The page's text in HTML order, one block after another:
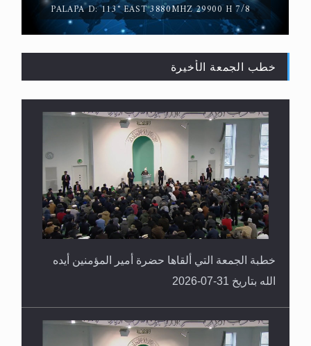
القرآن قاضٍ وحكمٌ على السنة ومهيمنٌ عليها.. ليس
العكس
PALAPA D: 113° EAST 3880MHZ 29900 H 7/8
خطب الجمعة الأخيرة
خطبة الجمعة التي ألقاها حضرة أمير المؤمنين أيده
الله بتاريخ 31-07-2026